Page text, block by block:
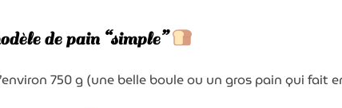
de pain “simple”
750 g (une belle boule ou un gros pain qui fait